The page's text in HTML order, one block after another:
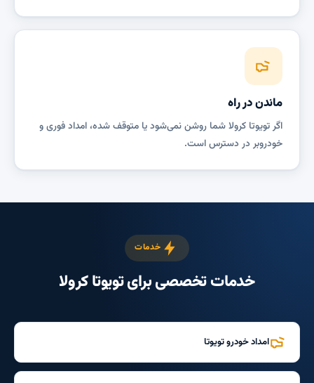
ماندن در راه
اگر تویوتا کرولا شما روشن نمی‌شود یا متوقف شده، امداد فوری و
خودروبر در دسترس است.
خدمات
خدمات تخصصی برای تویوتا کرولا
امداد خودرو تویوتا